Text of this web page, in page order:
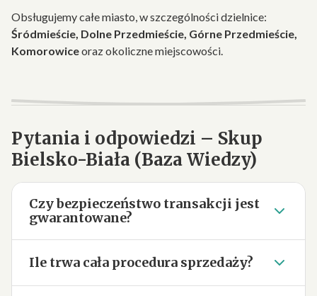
Obsługujemy całe miasto, w szczególności dzielnice:
Śródmieście, Dolne Przedmieście, Górne Przedmieście,
Komorowiceoraz okoliczne miejscowości.
Pytania i odpowiedzi – Skup
Bielsko-Biała (Baza Wiedzy)
Czy bezpieczeństwo transakcji jest
gwarantowane?
Ile trwa cała procedura sprzedaży?